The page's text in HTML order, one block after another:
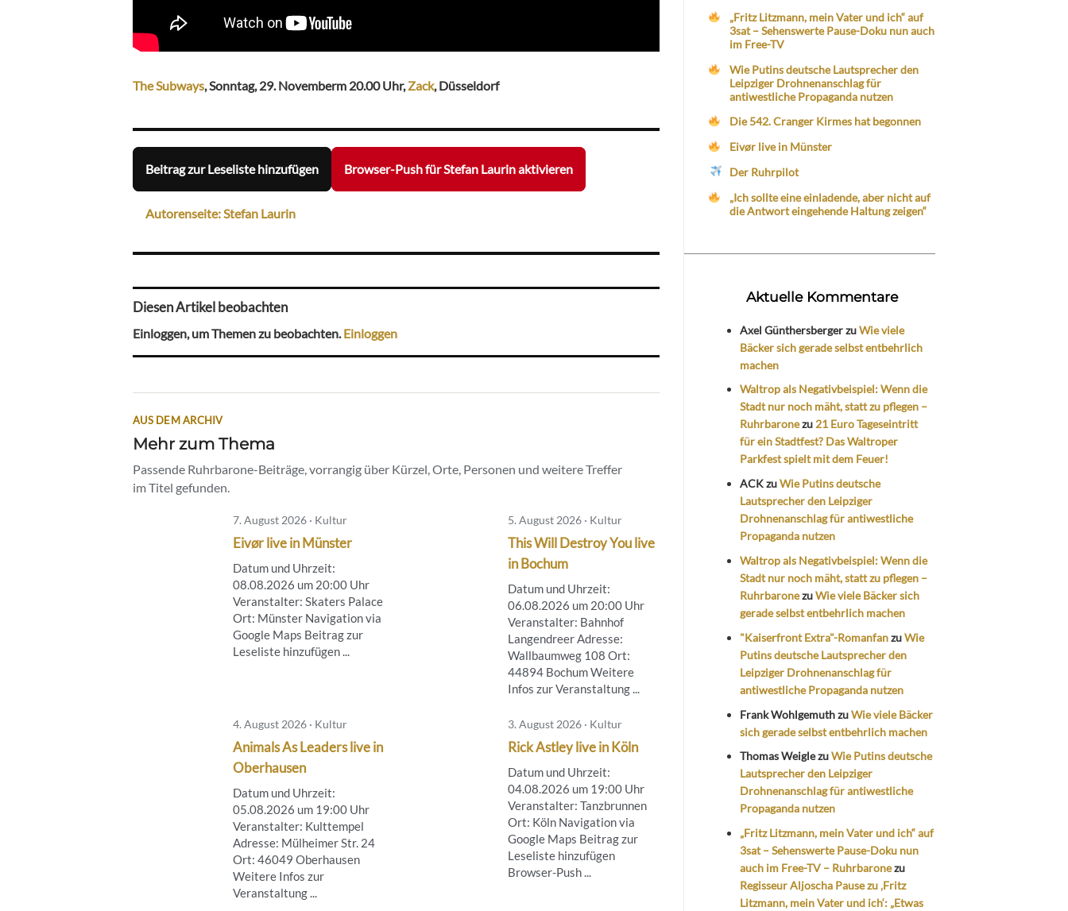
The Subways, Sonntag, 29. Novemberm 20.00 Uhr,Zack, Düsseldorf
Beitrag zur Leseliste hinzufügen Browser-Push für Stefan Laurin aktivieren
Autorenseite: Stefan Laurin
Diesen Artikel beobachten
Einloggen, um Themen zu beobachten.Einloggen
AUS DEM ARCHIV
Mehr zum Thema
Passende Ruhrbarone-Beiträge, vorrangig über Kürzel, Orte, Personen und weitere Treffer
im Titel gefunden.
7. August 2026 · Kultur
Eivør live in Münster
Datum und Uhrzeit:
08.08.2026 um 20:00 Uhr
Veranstalter: Skaters Palace
Ort: Münster Navigation via
Google Maps Beitrag zur
Leseliste hinzufügen ...
5. August 2026 · Kultur
This Will Destroy You live
in Bochum
Datum und Uhrzeit:
06.08.2026 um 20:00 Uhr
Veranstalter: Bahnhof
Langendreer Adresse:
Wallbaumweg 108 Ort:
44894 Bochum Weitere
Infos zur Veranstaltung ...
4. August 2026 · Kultur
Animals As Leaders live in
Oberhausen
Datum und Uhrzeit:
05.08.2026 um 19:00 Uhr
Veranstalter: Kulttempel
Adresse: Mülheimer Str. 24
Ort: 46049 Oberhausen
Weitere Infos zur
Veranstaltung ...
3. August 2026 · Kultur
Rick Astley live in Köln
Datum und Uhrzeit:
04.08.2026 um 19:00 Uhr
Veranstalter: Tanzbrunnen
Ort: Köln Navigation via
Google Maps Beitrag zur
Leseliste hinzufügen
Browser-Push ...
„Fritz Litzmann, mein Vater und ich“ auf
3sat – Sehenswerte Pause-Doku nun auch
im Free-TV
Wie Putins deutsche Lautsprecher den
Leipziger Drohnenanschlag für
antiwestliche Propaganda nutzen
Die 542. Cranger Kirmes hat begonnen
Eivør live in Münster
Der Ruhrpilot
„Ich sollte eine einladende, aber nicht auf
die Antwort eingehende Haltung zeigen“
Aktuelle Kommentare
Axel GünthersbergerzuWie viele
Bäcker sich gerade selbst entbehrlich
machen
Waltrop als Negativbeispiel: Wenn die
Stadt nur noch mäht, statt zu pflegen –
Ruhrbaronezu 21 Euro Tageseintritt
für ein Stadtfest? Das Waltroper
Parkfest spielt mit dem Feuer!
ACKzuWie Putins deutsche
Lautsprecher den Leipziger
Drohnenanschlag für antiwestliche
Propaganda nutzen
Waltrop als Negativbeispiel: Wenn die
Stadt nur noch mäht, statt zu pflegen –
RuhrbaronezuWie viele Bäcker sich
gerade selbst entbehrlich machen
"Kaiserfront Extra"-RomanfanzuWie
Putins deutsche Lautsprecher den
Leipziger Drohnenanschlag für
antiwestliche Propaganda nutzen
Frank WohlgemuthzuWie viele Bäcker
sich gerade selbst entbehrlich machen
Thomas WeiglezuWie Putins deutsche
Lautsprecher den Leipziger
Drohnenanschlag für antiwestliche
Propaganda nutzen
„Fritz Litzmann, mein Vater und ich“ auf
3sat – Sehenswerte Pause-Doku nun
auch im Free-TV – Ruhrbaronezu
Regisseur Aljoscha Pause zu ‚Fritz
Litzmann, mein Vater und ich‘: „Etwas